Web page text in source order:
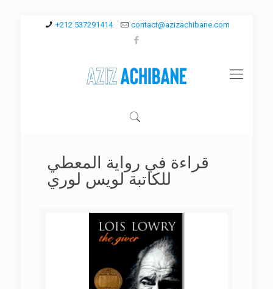
+212 537291414 contact@azizachibane.com
قراءة في رواية المعطي
للكاتبة لويس لوري